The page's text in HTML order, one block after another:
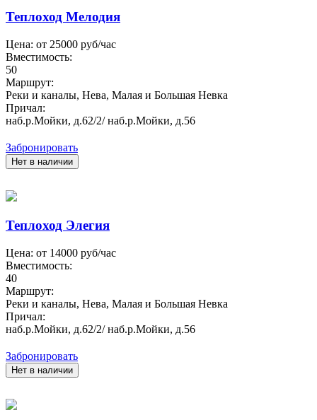
Теплоход Мелодия
Цена: от 25000 руб/час
Вместимость:
50
Маршрут:
Реки и каналы, Нева, Малая и Большая Невка
Причал:
наб.р.Мойки, д.62/2/ наб.р.Мойки, д.56
Забронировать
Нет в наличии
Теплоход Элегия
Цена: от 14000 руб/час
Вместимость:
40
Маршрут:
Реки и каналы, Нева, Малая и Большая Невка
Причал:
наб.р.Мойки, д.62/2/ наб.р.Мойки, д.56
Забронировать
Нет в наличии